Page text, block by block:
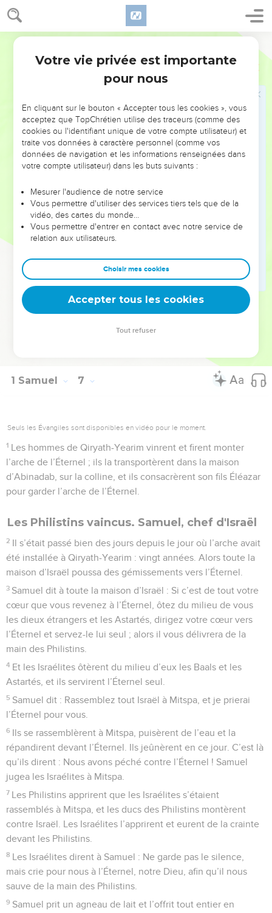
1 Samuel 6
retournèrent à Ékron le même jour.
17
Voici les (images des) hémorroïdes d’or que les Philistins
donnèrent à l’Éternel en (sacrifice de) culpabilité : une pour
Asdod, une pour Gaza, une pour Askalon, une pour Gath et
une pour Ékron.
Il y avait aussi des souris d’or pour chacune des villes des
jusqu’au village ouvert et jusqu’à la grande pierre sur
laquelle on déposa l’arche de l’Éternel et qui est encore
aujourd’hui dans le champ de Josué de Beth-Chémech.
L’Éternel frappa les gens de Beth-Chémech lorsqu’ils
hommes (sur) 50 000 parmi le peuple, et le peuple prit le
deuil, parce que l’Éternel l’avait frappé d’un grand coup.
Les gens de Beth-Chémech dirent : Qui peut subsister en
présence de l’Éternel, ce Dieu saint ? Et vers qui montera-t-il,
Ils envoyèrent des messagers aux habitants de Qiryath-
Yearim, pour leur dire : Les Philistins ont ramené l’arche de
l’Éternel ; descendez et faites- là monter vers vous.
© Société biblique française – Bibli’O, 1978, avec autorisation. Pour vous procurer
1 Samuel 7
Seuls les Évangiles sont disponibles en vidéo pour le moment.
1 Les hommes de Qiryath-Yearim vinrent et firent monter
l’arche de l’Éternel ; ils la transportèrent dans la maison
d’Abinadab, sur la colline, et ils consacrèrent son fils Éléazar
pour garder l’arche de l’Éternel.
Les Philistins vaincus. Samuel, chef d'Israël
2 Il s’était passé bien des jours depuis le jour où l’arche avait
été installée à Qiryath-Yearim : vingt années. Alors toute la
maison d’Israël poussa des gémissements vers l’Éternel.
3 Samuel dit à toute la maison d’Israël : Si c’est de tout votre
cœur que vous revenez à l’Éternel, ôtez du milieu de vous
les dieux étrangers et les Astartés, dirigez votre cœur vers
l’Éternel et servez-le lui seul ; alors il vous délivrera de la
main des Philistins.
4 Et les Israélites ôtèrent du milieu d’eux les Baals et les
Astartés, et ils servirent l’Éternel seul.
5 Samuel dit : Rassemblez tout Israël à Mitspa, et je prierai
l’Éternel pour vous.
6 Ils se rassemblèrent à Mitspa, puisèrent de l’eau et la
répandirent devant l’Éternel. Ils jeûnèrent en ce jour. C’est là
qu’ils dirent : Nous avons péché contre l’Éternel ! Samuel
jugea les Israélites à Mitspa.
7 Les Philistins apprirent que les Israélites s’étaient
rassemblés à Mitspa, et les ducs des Philistins montèrent
contre Israël. Les Israélites l’apprirent et eurent de la crainte
devant les Philistins.
8 Les Israélites dirent à Samuel : Ne garde pas le silence,
mais crie pour nous à l’Éternel, notre Dieu, afin qu’il nous
sauve de la main des Philistins.
9 Samuel prit un agneau de lait et l’offrit tout entier en
Votre vie privée est importante
pour nous
En cliquant sur le bouton « Accepter tous les cookies », vous
acceptez que TopChrétien utilise des traceurs (comme des
cookies ou l'identifiant unique de votre compte utilisateur) et
traite vos données à caractère personnel (comme vos
données de navigation et les informations renseignées dans
votre compte utilisateur) dans les buts suivants :
Mesurer l'audience de notre service
Vous permettre d'utiliser des services tiers tels que de la
vidéo, des cartes du monde…
Vous permettre d'entrer en contact avec notre service de
relation aux utilisateurs.
Choisir mes cookies
Accepter tous les cookies
Tout refuser